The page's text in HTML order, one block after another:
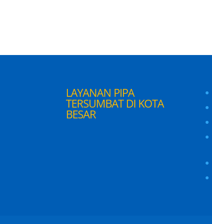
LAYANAN PIPA
TERSUMBAT DI KOTA
BESAR